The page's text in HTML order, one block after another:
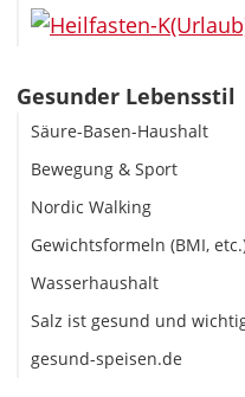
Gesunder Lebensstil
Säure-Basen-Haushalt
Bewegung & Sport
Nordic Walking
Gewichtsformeln (BMI,
Wasserhaushalt
Salz ist gesund und
gesund-speisen.de